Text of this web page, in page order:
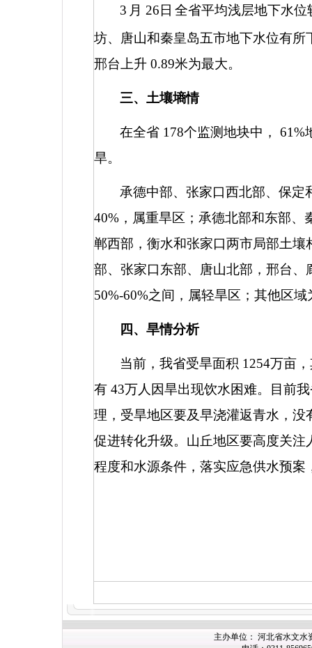
3 月 26 日 全省平均浅层地下水
坊、唐山和秦皇岛五市地下水位有
邢台上升 0.89米为最大。
三、土壤墒情
在全省 178个监测地块中，61%
旱。
承德中部、张家口西北部、保
40% ，属重旱区；承德北部和东部
郸西部，衡水和张家口两市局部土
部、张家口东部、唐山北部，邢台
50%-60%之间，属轻旱区；其他区
四、旱情分析
当前，我省受旱面积 1254万亩
有 43万人因旱出现饮水困难。目前
理，受旱地区要及早浇灌返青水，
促进转化升级。山丘地区要高度关
程度和水源条件，落实应急供水预案
主办单位： 河北省水文水